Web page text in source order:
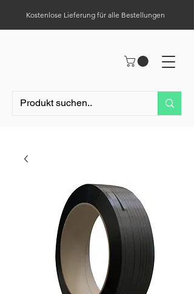
Kostenlose Lieferung für alle Bestellungen